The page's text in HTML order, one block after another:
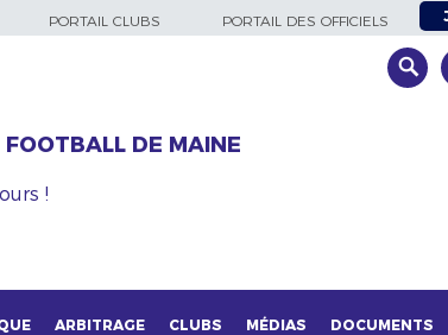
PORTAIL CLUBS PORTAIL DES OFFICIELS
DE MAINE
!
ARBITRAGE CLUBS MÉDIAS DOCUMENTS